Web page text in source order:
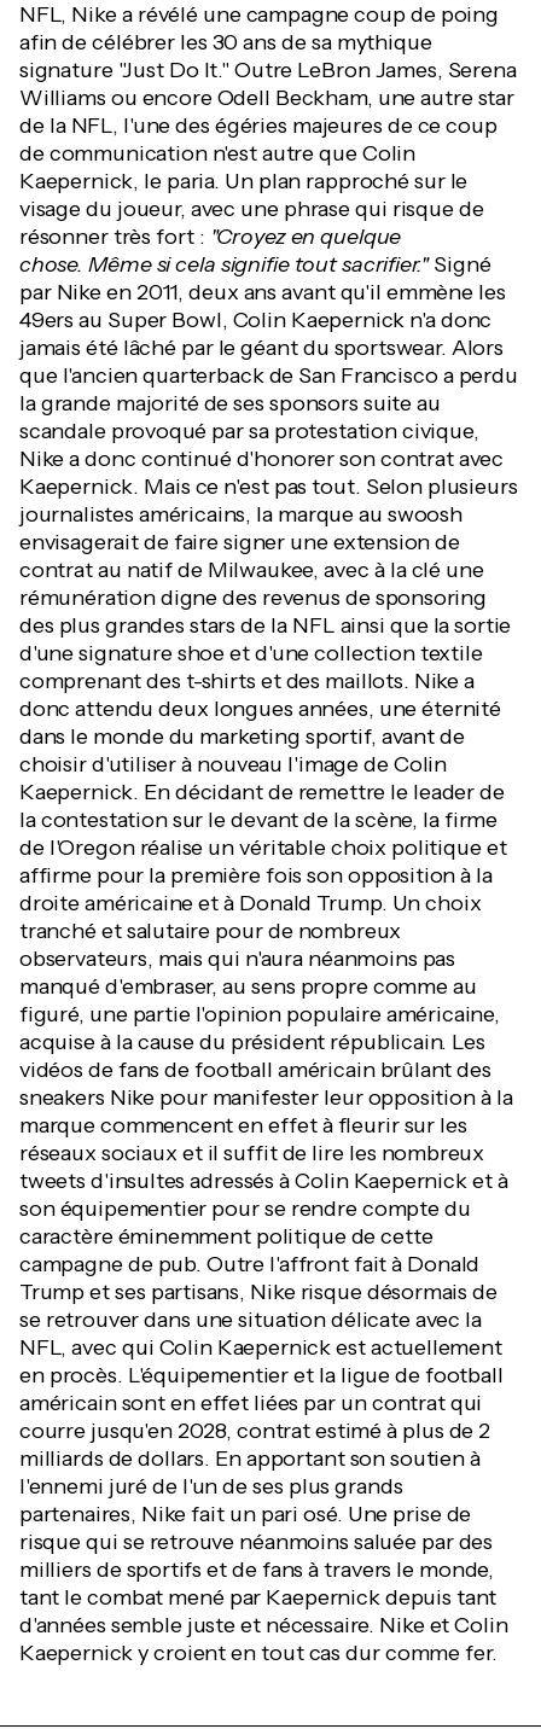
NFL, Nike a révélé une campagne coup de poing
afin de célébrer les 30 ans de sa mythique
signature "Just Do It." Outre LeBron James, Serena
Williams ou encore Odell Beckham, une autre star
de la NFL, l'une des égéries majeures de ce coup
de communication n'est autre que Colin
Kaepernick, le paria. Un plan rapproché sur le
visage du joueur, avec une phrase qui risque de
résonner très fort : "Croyez en quelque
chose. Même si cela signifie tout sacrifier."Signé
par Nike en 2011, deux ans avant qu'il emmène les
49ers au Super Bowl, Colin Kaepernick n'a donc
jamais été lâché par le géant du sportswear. Alors
que l'ancien quarterback de San Francisco a perdu
la grande majorité de ses sponsors suite au
scandale provoqué par sa protestation civique,
Nike a donc continué d'honorer son contrat avec
Kaepernick. Mais ce n'est pas tout. Selon plusieurs
journalistes américains, la marque au swoosh
envisagerait de faire signer une extension de
contrat au natif de Milwaukee, avec à la clé une
rémunération digne des revenus de sponsoring
des plus grandes stars de la NFL ainsi que la sortie
d'une signature shoe et d'une collection textile
comprenant des t-shirts et des maillots. Nike a
donc attendu deux longues années, une éternité
dans le monde du marketing sportif, avant de
choisir d'utiliser à nouveau l'image de Colin
Kaepernick. En décidant de remettre le leader de
la contestation sur le devant de la scène, la firme
de l'Oregon réalise un véritable choix politique et
affirme pour la première fois son opposition à la
droite américaine et à Donald Trump. Un choix
tranché et salutaire pour de nombreux
observateurs, mais qui n'aura néanmoins pas
manqué d'embraser, au sens propre comme au
figuré, une partie l'opinion populaire américaine,
acquise à la cause du président républicain. Les
vidéos de fans de football américain brûlant des
sneakers Nike pour manifester leur opposition à la
marque commencent en effet à fleurir sur les
réseaux sociaux et il suffit de lire les nombreux
tweets d'insultes adressés à Colin Kaepernick et à
son équipementier pour se rendre compte du
caractère éminemment politique de cette
campagne de pub. Outre l'affront fait à Donald
Trump et ses partisans, Nike risque désormais de
se retrouver dans une situation délicate avec la
NFL, avec qui Colin Kaepernick est actuellement
en procès. L'équipementier et la ligue de football
américain sont en effet liées par un contrat qui
courre jusqu'en 2028, contrat estimé à plus de 2
milliards de dollars. En apportant son soutien à
l'ennemi juré de l'un de ses plus grands
partenaires, Nike fait un pari osé. Une prise de
risque qui se retrouve néanmoins saluée par des
milliers de sportifs et de fans à travers le monde,
tant le combat mené par Kaepernick depuis tant
d'années semble juste et nécessaire. Nike et Colin
Kaepernick y croient en tout cas dur comme fer.